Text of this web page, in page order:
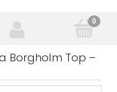
Borgholm Top –